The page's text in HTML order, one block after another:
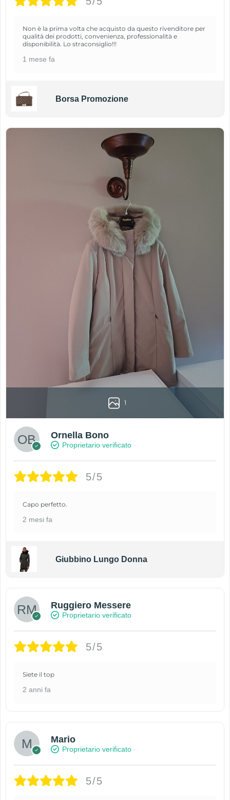
Non è la prima volta che acquisto da questo rivenditore per
qualità dei prodotti, convenienza, professionalità e
disponibilità. Lo straconsiglio!!!
1 mese fa
Borsa Promozione
1
Ornella Bono
Proprietario verificato
5/5
Capo perfetto.
2 mesi fa
Giubbino Lungo Donna
Ruggiero Messere
Proprietario verificato
5/5
Siete il top
2 anni fa
Mario
Proprietario verificato
5/5